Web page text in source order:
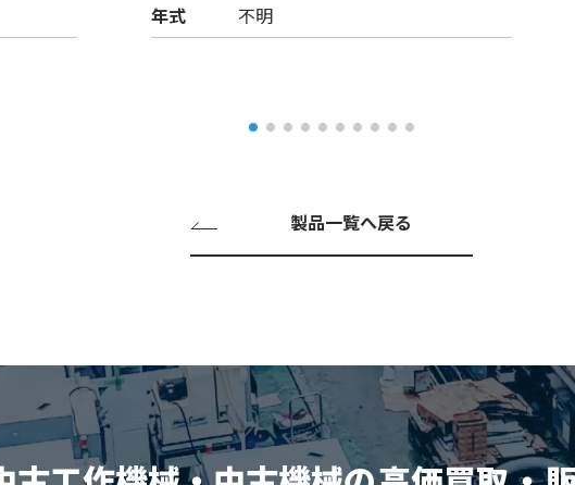
年式
不明
製品一覧へ戻る